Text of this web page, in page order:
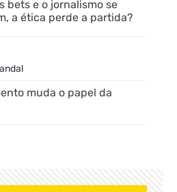
bets e o jornalismo se
a ética perde a partida?
muda o papel da